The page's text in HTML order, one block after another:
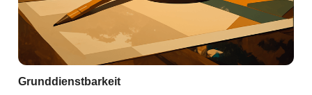
Grunddienstbarkeit